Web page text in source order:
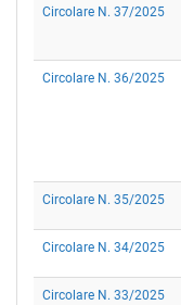
Circolare N. 37/2025
Circolare N. 36/2025
Circolare N. 35/2025
Circolare N. 34/2025
Circolare N. 33/2025